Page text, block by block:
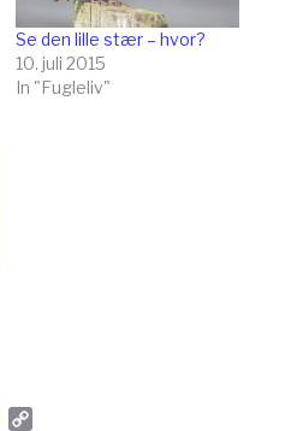
Se den lille stær – hvor?
10. juli 2015
In "Fugleliv"
PrintFriendly